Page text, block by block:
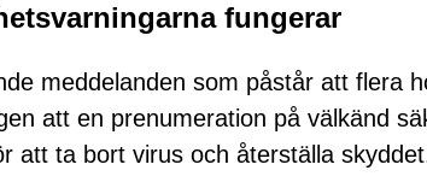
fungerar
meddelanden som påstår att flera
att en prenumeration på välkänd
att ta bort virus och återställa